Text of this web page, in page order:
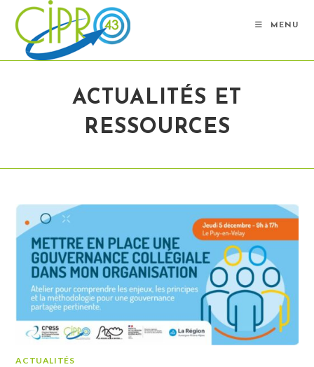
content
MENU
ACTUALITÉS ET
RESSOURCES
ACTUALITÉS